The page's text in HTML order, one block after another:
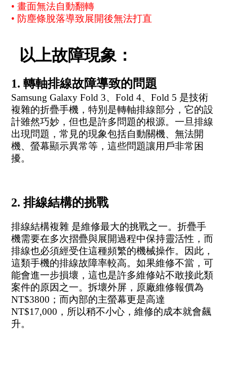
• 畫面無法自動翻轉
• 防塵條脫落導致展開後無法打直
以上故障現象：
1. 轉軸排線故障導致的問題
Samsung Galaxy Fold 3、Fold 4、Fold 5 是技術
複雜的折疊手機，特別是轉軸排線部分，它的設
計雖然巧妙，但也是許多問題的根源。一旦排線
出現問題，常見的現象包括自動關機、無法開
機、螢幕顯示異常等，這些問題讓用戶非常困
擾。
2. 排線結構的挑戰
排線結構複雜 是維修最大的挑戰之一。折疊手
機需要在多次摺疊與展開過程中保持靈活性，而
排線也必須經受住這種頻繁的機械操作。因此，
這類手機的排線故障率較高。如果維修不當，可
能會進一步損壞，這也是許多維修站不敢接此類
案件的原因之一。拆壞外屏，原廠維修報價為
NT$3800；而內部的主螢幕更是高達
NT$17,000，所以稍不小心，維修的成本就會飆
升。